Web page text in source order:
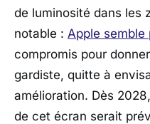
de luminosité dans les
notable : Apple semble
compromis pour
gardiste, quitte à
amélioration. Dès
de cet écran serait